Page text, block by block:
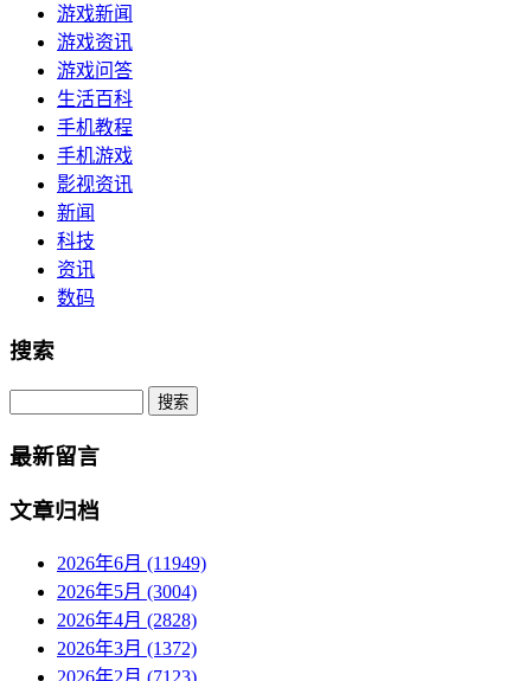
游戏新闻
游戏资讯
游戏问答
生活百科
手机教程
手机游戏
影视资讯
新闻
科技
资讯
数码
搜索
Search
最新留言
文章归档
2026年6月 (11949)
2026年5月 (3004)
2026年4月 (2828)
2026年3月 (1372)
2026年2月 (7123)